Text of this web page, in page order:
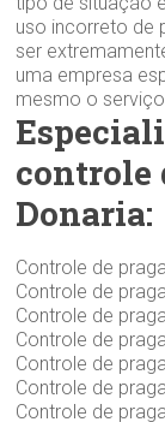
uso incorreto de
ser
uma empresa
mesmo o
controle
Donaria:
Controle de
Controle de
Controle de
Controle de
Controle de
Controle de
Controle de